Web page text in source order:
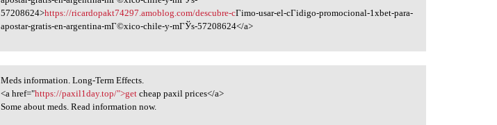
57208624>https://ricardopakt74297.amoblog.com/descubre-cГіmo-usar-el-cГіdigo-promocional-1xbet-para-
apostar-gratis-en-argentina-mГ©xico-chile-y-mГЎs-57208624</a>
Meds information. Long-Term
Meds information. Long-Term Effects.
<a href="https://paxil1day.top/">get cheap paxil prices</a>
Some about meds. Read information now.